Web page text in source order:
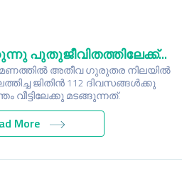
പുതുജീവിതത്തിലേക്ക്...
അതീവ ഗുരുതര നിലയിൽ
ജിതിൻ 112 ദിവസങ്ങൾക്കു
വീട്ടിലേക്കു മടങ്ങുന്നത്.
More